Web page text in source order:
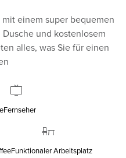
einem super bequemen
und kostenlosem
alles, was Sie für einen
Fernseher
Funktionaler Arbeitsplatz